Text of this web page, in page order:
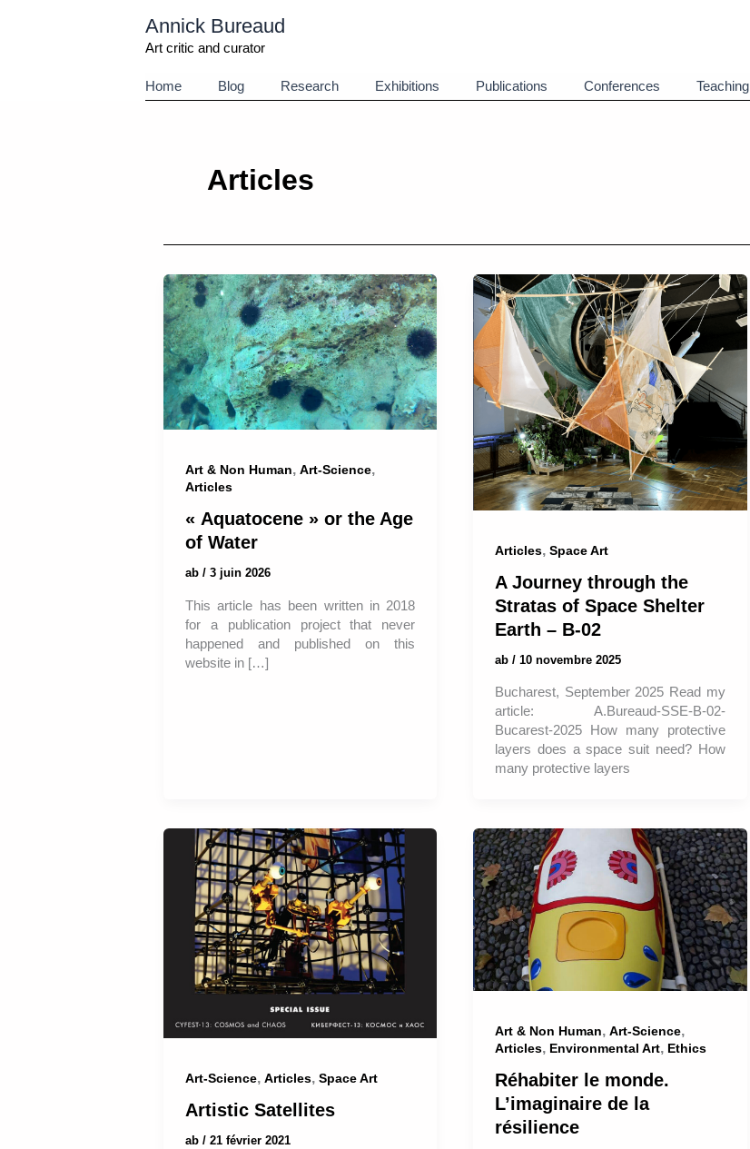
Annick Bureaud
Art critic and curator
Home Blog Research Exhibitions Publications Conferences Teaching
Articles
Art & Non Human, Art-Science,
Articles
« Aquatocene » or the Age
of Water
ab / 3 juin 2026
This article has been written in 2018
for a publication project that never
happened and published on this
website in […]
Articles,Space Art
A Journey through the
Stratas of Space Shelter
Earth – B-02
ab/10 novembre 2025
Bucharest, September 2025 Read my
article: A.Bureaud-SSE-B-02-
Bucarest-2025 How many protective
layers does a space suit need? How
many protective layers
Art-Science, Articles, Space Art
Artistic Satellites
ab / 21 février 2021
Art & Non Human,Art-Science,
Articles, Environmental Art, Ethics
Réhabiter le monde.
L’imaginaire de la
résilience